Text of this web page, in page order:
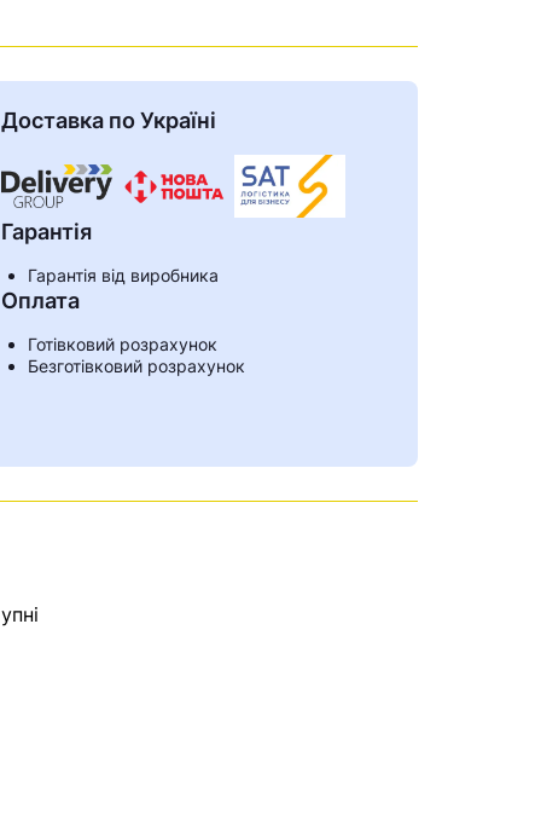
Доставка по Україні
Гарантія
Гарантія від виробника
Оплата
Готівковий розрахунок
Безготівковий розрахунок